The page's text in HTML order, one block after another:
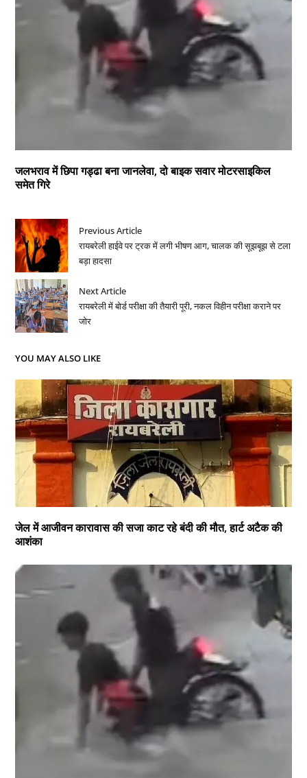
जलभराव में छिपा गड्ढा बना जानलेवा, दो बाइक सवार मोटरसाइकिल
समेत गिरे
Previous Article
रायबरेली हाईवे पर ट्रक में लगी भीषण आग, चालक की सूझबूझ से टला
बड़ा हादसा
Next Article
रायबरेली में बोर्ड परीक्षा की तैयारी पूरी, नकल विहीन परीक्षा कराने पर
जोर
YOU MAY ALSO LIKE
जेल में आजीवन कारावास की सजा काट रहे बंदी की मौत, हार्ट अटैक की
आशंका